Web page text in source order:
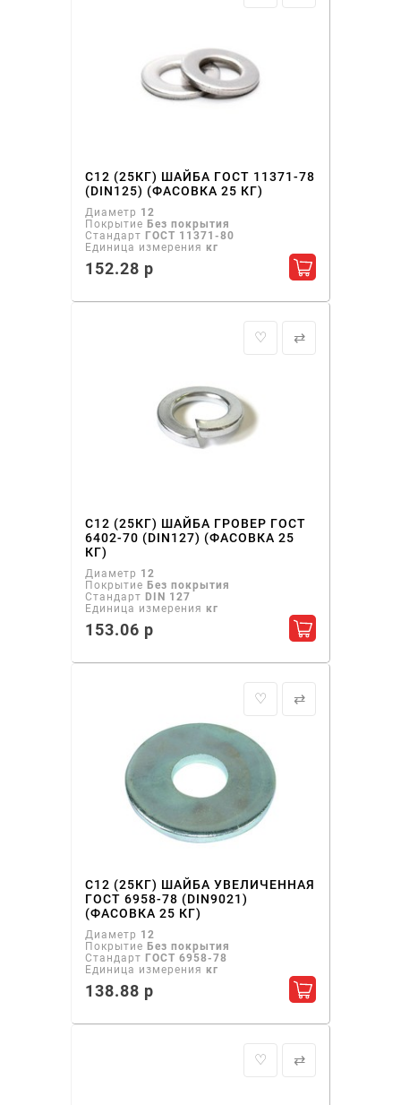
С12 (25КГ) ШАЙБА ГОСТ 11371-78
(DIN125) (ФАСОВКА 25 КГ)
Диаметр 12
Покрытие Без покрытия
Стандарт ГОСТ 11371-80
Единица измерения кг
152.28 р Добавить в
♡ ⇄
С12 (25КГ) ШАЙБА ГРОВЕР ГОСТ
6402-70 (DIN127) (ФАСОВКА 25
КГ)
Диаметр 12
Покрытие Без покрытия
Стандарт DIN 127
Единица измерения кг
153.06 р Добавить в
♡ ⇄
С12 (25КГ) ШАЙБА УВЕЛИЧЕННАЯ
ГОСТ 6958-78 (DIN9021)
(ФАСОВКА 25 КГ)
Диаметр 12
Покрытие Без покрытия
Стандарт ГОСТ 6958-78
Единица измерения кг
138.88 р Добавить в
♡ ⇄